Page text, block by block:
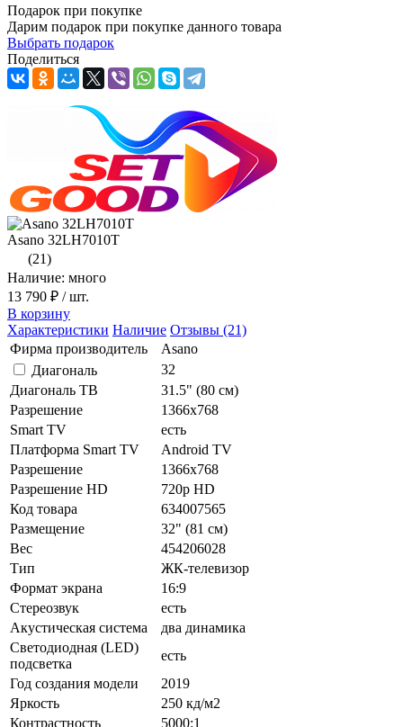
Подарок при покупке
Дарим подарок при покупке данного товара
Выбрать подарок
Поделиться
Asano 32LH7010T
(21)
Наличие: много
13 790 ₽ / шт.
В корзину
Характеристики Наличие Отзывы (21)
Фирма производитель
Asano
Диагональ
32
Диагональ ТВ
31.5" (80 см)
Разрешение
1366x768
Smart TV
есть
Платформа Smart TV
Android TV
Разрешение
1366x768
Разрешение HD
720p HD
Код товара
634007565
Размещение
32" (81 см)
Вес
454206028
Тип
ЖК-телевизор
Формат экрана
16:9
Стереозвук
есть
Акустическая система
два динамика
Светодиодная (LED)
подсветка
есть
Год создания модели
2019
Яркость
250 кд/м2
Контрастность
5000:1